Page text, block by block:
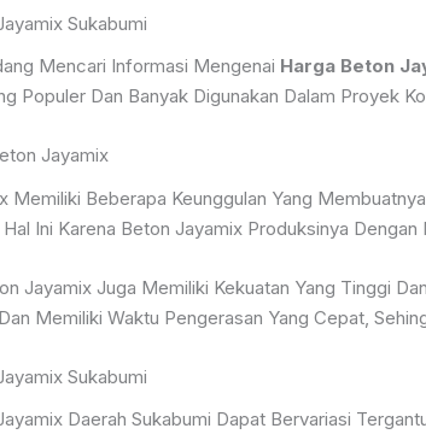
Sukabumi
Mencari Informasi Mengenai Harga Beton
Populer Dan Banyak Digunakan Dalam Proyek
Jayamix
Memiliki Beberapa Keunggulan Yang
Hal Ini Karena Beton Jayamix Produksinya
Jayamix Juga Memiliki Kekuatan Yang Tinggi
Memiliki Waktu Pengerasan Yang Cepat,
Sukabumi
Daerah Sukabumi Dapat Bervariasi